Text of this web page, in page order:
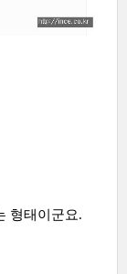
형태이군요.